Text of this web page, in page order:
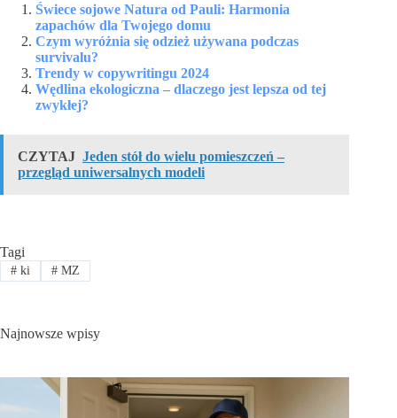
Świece sojowe Natura od Pauli: Harmonia
zapachów dla Twojego domu
Czym wyróżnia się odzież używana podczas
survivalu?
Trendy w copywritingu 2024
Wędlina ekologiczna – dlaczego jest lepsza od tej
zwykłej?
CZYTAJ Jeden stół do wielu pomieszczeń –
przegląd uniwersalnych modeli
Tagi
#ki #MZ
Najnowsze wpisy